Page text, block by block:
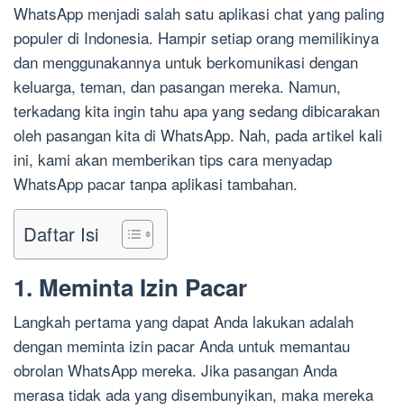
WhatsApp menjadi salah satu aplikasi chat yang paling
populer di Indonesia. Hampir setiap orang memilikinya
dan menggunakannya untuk berkomunikasi dengan
keluarga, teman, dan pasangan mereka. Namun,
terkadang kita ingin tahu apa yang sedang dibicarakan
oleh pasangan kita di WhatsApp. Nah, pada artikel kali
ini, kami akan memberikan tips cara menyadap
WhatsApp pacar tanpa aplikasi tambahan.
Daftar Isi
1. Meminta Izin Pacar
Langkah pertama yang dapat Anda lakukan adalah
dengan meminta izin pacar Anda untuk memantau
obrolan WhatsApp mereka. Jika pasangan Anda
merasa tidak ada yang disembunyikan, maka mereka